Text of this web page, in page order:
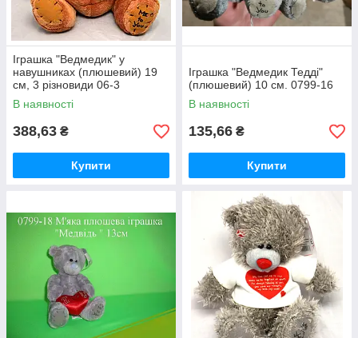
Іграшка "Ведмедик" у
навушниках (плюшевий) 19
см, 3 різновиди 06-3
В наявності
388,63 ₴
Купити
Іграшка "Ведмедик Тедді"
(плюшевий) 10 см. 0799-16
В наявності
135,66 ₴
Купити